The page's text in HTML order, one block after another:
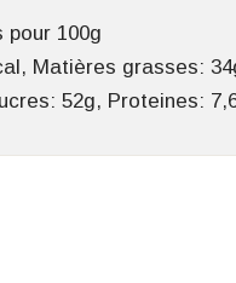
pour 100g
Matières grasses:
52g, Proteines: